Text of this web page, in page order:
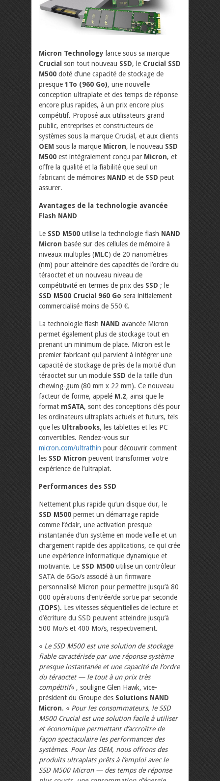
Micron Technology lance sous sa marque
Crucial son tout nouveau SSD, le Crucial SSD
M500 doté d’une capacité de stockage de
presque 1To (960 Go), une nouvelle
conception ultraplate et des temps de réponse
encore plus rapides, à un prix encore plus
compétitif. Proposé aux utilisateurs grand
public, entreprises et constructeurs de
systèmes sous la marque Crucial, et aux clients
OEM sous la marque Micron, le nouveau SSD
M500 est intégralement conçu par Micron, et
offre la qualité et la fiabilité que seul un
fabricant de mémoires NAND et de SSD peut
assurer.
Avantages de la technologie avancée
Flash NAND
Le SSD M500 utilise la technologie flash NAND
Micron basée sur des cellules de mémoire à
niveaux multiples (MLC) de 20 nanomètres
(nm) pour atteindre des capacités de l’ordre du
téraoctet et un nouveau niveau de
compétitivité en termes de prix des SSD ; le
SSD M500 Crucial 960 Go sera initialement
commercialisé moins de 550 €.
La technologie flash NAND avancée Micron
permet également plus de stockage tout en
prenant un minimum de place. Micron est le
premier fabricant qui parvient à intégrer une
capacité de stockage de près de la moitié d’un
téraoctet sur un module SSD de la taille d’un
chewing-gum (80 mm x 22 mm). Ce nouveau
facteur de forme, appelé M.2, ainsi que le
format mSATA, sont des conceptions clés pour
les ordinateurs ultraplats actuels et futurs, tels
que les Ultrabooks, les tablettes et les PC
convertibles. Rendez-vous sur
micron.com/ultrathin pour découvrir comment
les SSD Micron peuvent transformer votre
expérience de l’ultraplat.
Performances des SSD
Nettement plus rapide qu’un disque dur, le
SSD M500 permet un démarrage rapide
comme l’éclair, une activation presque
instantanée d’un système en mode veille et un
chargement rapide des applications, ce qui crée
une expérience informatique dynamique et
motivante. Le SSD M500 utilise un contrôleur
SATA de 6Go/s associé à un firmware
personnalisé Micron pour permettre jusqu’à 80
000 opérations d’entrée/de sortie par seconde
(IOPS). Les vitesses séquentielles de lecture et
d’écriture du SSD peuvent atteindre jusqu’à
500 Mo/s et 400 Mo/s, respectivement.
« Le SSD M500 est une solution de stockage
fiable caractérisée par une réponse système
presque instantanée et une capacité de l’ordre
du téraoctet — le tout à un prix très
compétitif« , souligne Glen Hawk, vice-
président du Groupe des Solutions NAND
Micron. « Pour les consommateurs, le SSD
M500 Crucial est une solution facile à utiliser
et économique permettant d’accroître de
façon spectaculaire les performances des
systèmes. Pour les OEM, nous offrons des
produits ultraplats prêts à l’emploi avec le
SSD M500 Micron — des temps de réponse